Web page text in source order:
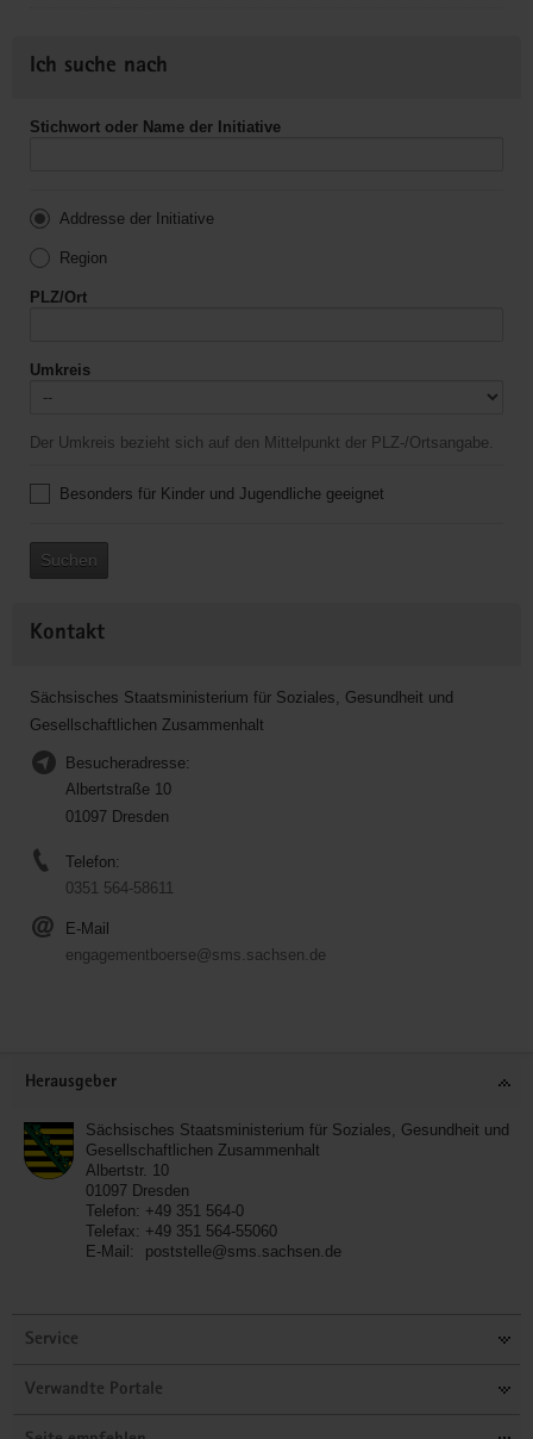
Ich suche nach
Stichwort oder Name der Initiative
Addresse der Initiative
Region
PLZ/Ort
Umkreis
Der Umkreis bezieht sich auf den Mittelpunkt der PLZ-/Ortsangabe.
Besonders für Kinder und Jugendliche geeignet
Suchen
Kontakt
Sächsisches Staatsministerium für Soziales, Gesundheit und
Gesellschaftlichen Zusammenhalt
Besucheradresse:
Albertstraße 10
01097 Dresden
Telefon:
0351 564-58611
E-Mail
engagementboerse@sms.sachsen.de
Herausgeber
Sächsisches Staatsministerium für Soziales, Gesundheit und
Gesellschaftlichen Zusammenhalt
Albertstr. 10
01097 Dresden
Telefon: +49 351 564-0
Telefax: +49 351 564-55060
E-Mail:
poststelle@sms.sachsen.de
Service
Verwandte Portale